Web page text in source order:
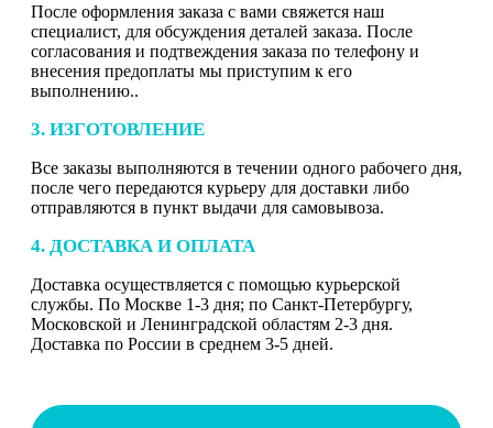
После оформления заказа с вами свяжется наш
специалист, для обсуждения деталей заказа. После
согласования и подтвеждения заказа по телефону и
внесения предоплаты мы приступим к его
выполнению..
3. ИЗГОТОВЛЕНИЕ
Все заказы выполняются в течении одного рабочего дня,
после чего передаются курьеру для доставки либо
отправляются в пункт выдачи для самовывоза.
4. ДОСТАВКА И ОПЛАТА
Доставка осуществляется с помощью курьерской
службы. По Москве 1-3 дня; по Санкт-Петербургу,
Московской и Ленинградской областям 2-3 дня.
Доставка по России в среднем 3-5 дней.